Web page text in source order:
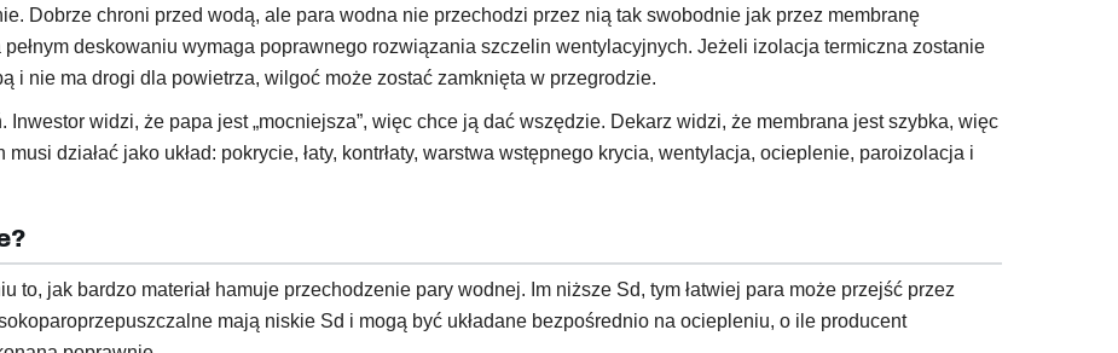
Dobrze chroni przed wodą, ale para wodna nie przechodzi przez nią tak swobodnie jak przez membranę
deskowaniu wymaga poprawnego rozwiązania szczelin wentylacyjnych. Jeżeli izolacja termiczna zostanie
i nie ma drogi dla powietrza, wilgoć może zostać zamknięta w przegrodzie.
widzi, że papa jest „mocniejsza”, więc chce ją dać wszędzie. Dekarz widzi, że membrana jest szybka, więc
działać jako układ: pokrycie, łaty, kontrłaty, warstwa wstępnego krycia, wentylacja, ocieplenie, paroizolacja i
to, jak bardzo materiał hamuje przechodzenie pary wodnej. Im niższe Sd, tym łatwiej para może przejść przez
mają niskie Sd i mogą być układane bezpośrednio na ociepleniu, o ile producent